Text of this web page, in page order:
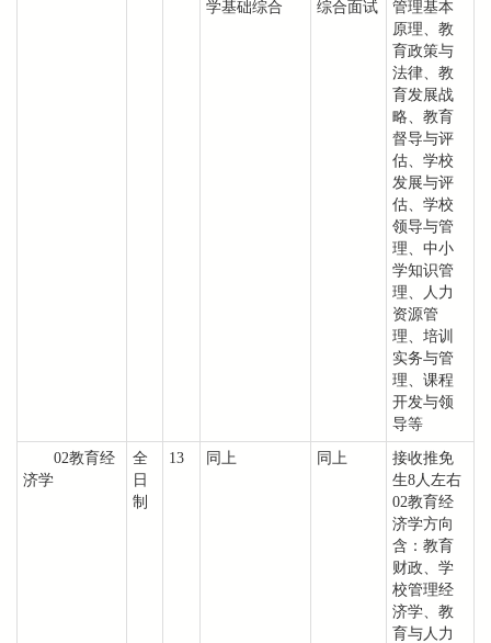
学基础综合
综合面试
管理基本
原理、教
育政策与
法律、教
育发展战
略、教育
督导与评
估、学校
发展与评
估、学校
领导与管
理、中小
学知识管
理、人力
资源管
理、培训
实务与管
理、课程
开发与领
导等
02教育经
济学
全
日
制
13 同上 同上
接收推免
生8人左右
02教育经
济学方向
含：教育
财政、学
校管理经
济学、教
育与人力